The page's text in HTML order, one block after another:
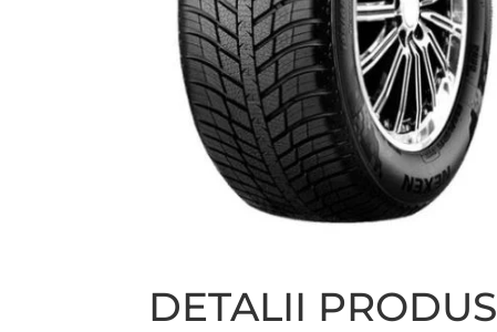
DETALII PRODUS